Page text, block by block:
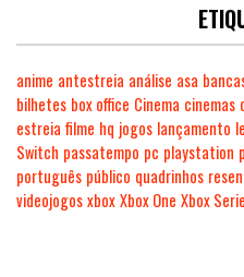
anime antestreia análise asa
bilhetes box office Cinema cinemas
estreia filme hq jogos lançamento
Switch passatempo pc playstation
português público quadrinhos
videojogosxboxXbox One Xbox